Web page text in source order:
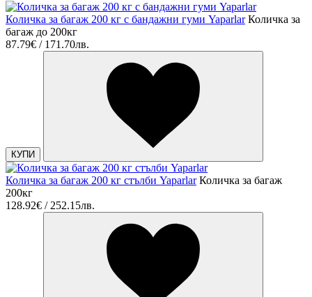
Количка за багаж 200 кг с бандажни гуми Yaparlar Количка за
багаж до 200кг
87.79€ / 171.70лв.
КУПИ
Количка за багаж 200 кг стълби Yaparlar Количка за багаж
200кг
128.92€ / 252.15лв.